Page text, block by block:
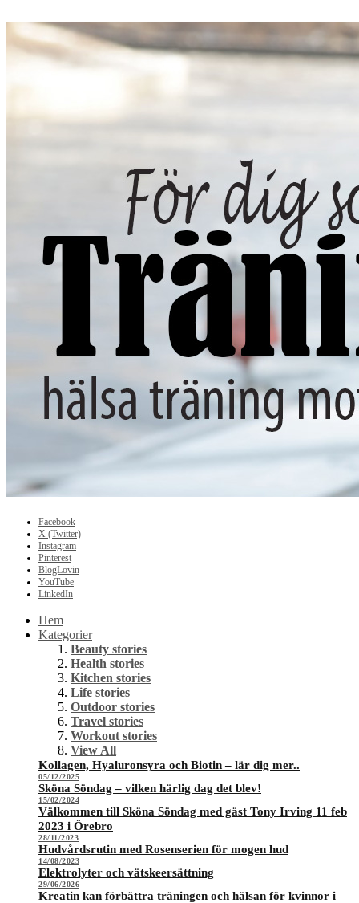
Facebook
X (Twitter)
Instagram
Pinterest
BlogLovin
YouTube
LinkedIn
Hem
Kategorier
Beauty stories
Health stories
Kitchen stories
Life stories
Outdoor stories
Travel stories
Workout stories
View All
Kollagen, Hyaluronsyra och Biotin – lär dig mer..
05/12/2025
Sköna Söndag – vilken härlig dag det blev!
15/02/2024
Välkommen till Sköna Söndag med gäst Tony Irving 11 feb
2023 i Örebro
28/11/2023
Hudvårdsrutin med Rosenserien för mogen hud
14/08/2023
Elektrolyter och vätskeersättning
29/06/2026
Kreatin kan förbättra träningen och hälsan för kvinnor i